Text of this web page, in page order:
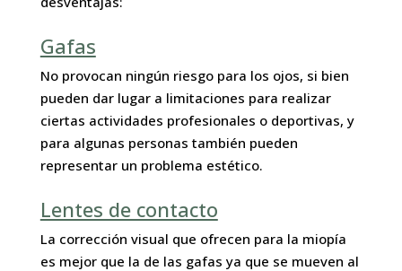
Gafas
No provocan ningún riesgo para los ojos, si bien
pueden dar lugar a limitaciones para realizar
ciertas actividades profesionales o deportivas, y
para algunas personas también pueden
representar un problema estético.
Lentes de contacto
La corrección visual que ofrecen para la miopía
es mejor que la de las gafas ya que se mueven al